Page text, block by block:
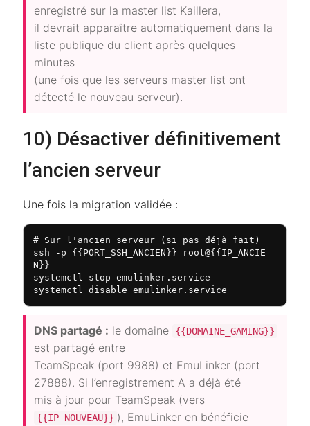
enregistré sur la master list Kaillera,
il devrait apparaître automatiquement dans la
liste publique du client après quelques
minutes
(une fois que les serveurs master list ont
détecté le nouveau serveur).
10) Désactiver définitivement
l’ancien serveur
Une fois la migration validée :
# Sur l'ancien serveur (si pas déjà fait)
ssh -p {{PORT_SSH_ANCIEN}} root@{{IP_ANCIE
N}}
systemctl stop emulinker.service
systemctl disable emulinker.service
DNS partagé : le domaine {{DOMAINE_GAMING}}
est partagé entre
TeamSpeak (port 9988) et EmuLinker (port
27888). Si l’enregistrement A a déjà été
mis à jour pour TeamSpeak (vers
{{IP_NOUVEAU}} ), EmuLinker en bénéficie